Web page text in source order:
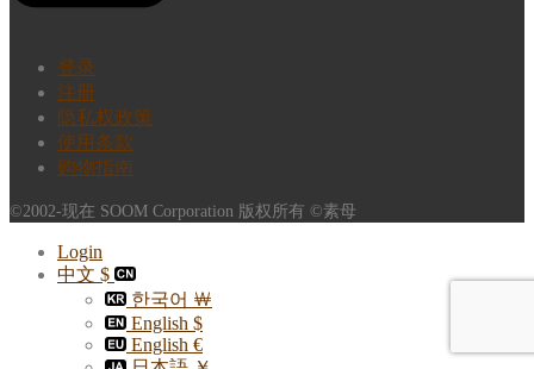
登录
注册
隐私权政策
使用条款
购物指南
©2002-现在 SOOM Corporation 版权所有 ©素母
Login
中文 $
한국어 ￦
English $
English €